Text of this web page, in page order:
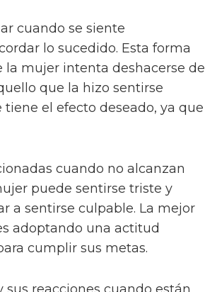
cuando se siente
lo sucedido. Esta forma
la mujer intenta deshacerse de
que la hizo sentirse
el efecto deseado, ya que
cuando no alcanzan
puede sentirse triste y
a sentirse culpable. La mejor
adoptando una actitud
cumplir sus metas.